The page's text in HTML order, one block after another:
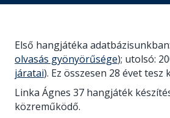
Első hangjátéka
olvasás gyönyörűsége); utolsó:
járatai). Ez összesen 28 évet tesz
Linka Ágnes 37 hangjáték
közreműködő.